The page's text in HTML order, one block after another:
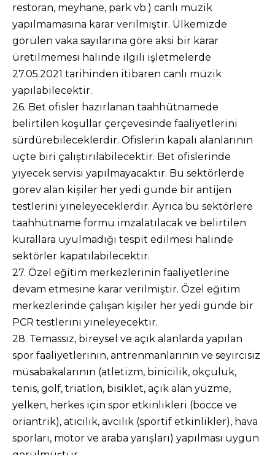
restoran, meyhane, park vb.) canlı müzik
yapılmamasına karar verilmiştir. Ülkemizde
görülen vaka sayılarına göre aksi bir karar
üretilmemesi halinde ilgili işletmelerde
27.05.2021 tarihinden itibaren canlı müzik
yapılabilecektir.
26. Bet ofisler hazırlanan taahhütnamede
belirtilen koşullar çerçevesinde faaliyetlerini
sürdürebileceklerdir. Ofislerin kapalı alanlarının
üçte biri çalıştırılabilecektir. Bet ofislerinde
yiyecek servisi yapılmayacaktır. Bu sektörlerde
görev alan kişiler her yedi günde bir antijen
testlerini yineleyeceklerdir. Ayrıca bu sektörlere
taahhütname formu imzalatılacak ve belirtilen
kurallara uyulmadığı tespit edilmesi halinde
sektörler kapatılabilecektir.
27. Özel eğitim merkezlerinin faaliyetlerine
devam etmesine karar verilmiştir. Özel eğitim
merkezlerinde çalışan kişiler her yedi günde bir
PCR testlerini yineleyecektir.
28. Temassız, bireysel ve açık alanlarda yapılan
spor faaliyetlerinin, antrenmanlarının ve seyircisiz
müsabakalarının (atletizm, binicilik, okçuluk,
tenis, golf, triatlon, bisiklet, açık alan yüzme,
yelken, herkes için spor etkinlikleri (bocce ve
oriantrik), atıcılık, avcılık (sportif etkinlikler), hava
sporları, motor ve araba yarışları) yapılması uygun